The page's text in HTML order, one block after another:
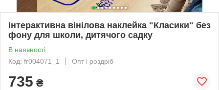
Інтерактивна вінілова наклейка "Класики" без
фону для школи, дитячого садку
В наявності
Код: fr004071_1
Опт і роздріб
735 ₴